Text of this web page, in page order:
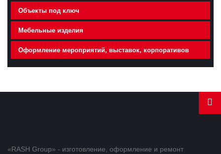
Объекты под ключ
Мебельные изделия
Оформление мероприятий, выставок, корпоративов
«RASH Group» - изготовление, оформление и ремонт